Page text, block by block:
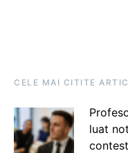
CELE MAI CITITE
luat